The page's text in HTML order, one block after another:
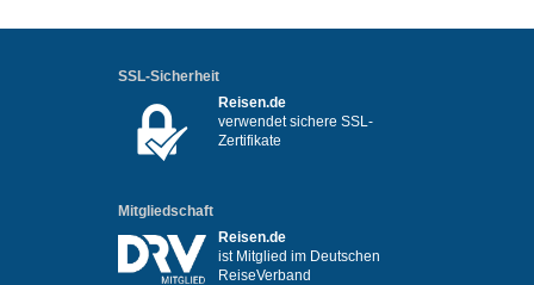
SSL-Sicherheit
Reisen.de
verwendet sichere SSL-
Zertifikate
Mitgliedschaft
Reisen.de
ist Mitglied im Deutschen
ReiseVerband